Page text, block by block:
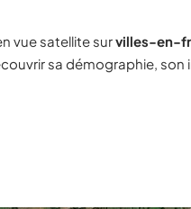
vue satellite survilles-en-
sa démographie, son